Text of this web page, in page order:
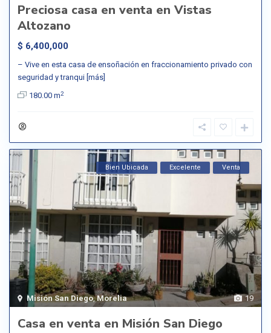
Preciosa casa en venta en Vistas
Altozano
$ 6,400,000
– Vive en esta casa de ensoñación en fraccionamiento privado con
seguridad y tranqui [más]
180.00 m2
19
Misión San Diego,Morelia
Bien Ubicada Excelente Venta
Casa en venta en Misión San Diego